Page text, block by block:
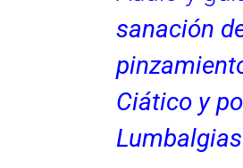
sanación
Ciático y
Lumbalgias